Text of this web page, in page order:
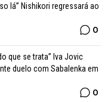
lá” Nishikori regressará ao
0
que se trata” Iva Jovic
duelo com Sabalenka em
0